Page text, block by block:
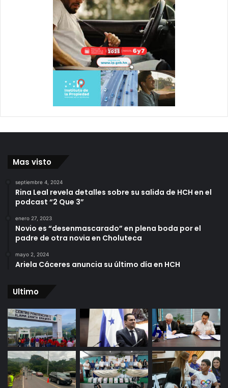
Mas visto
septiembre 4, 2024
Rina Leal revela detalles sobre su salida de HCH en el
podcast “2 Que 3”
enero 27, 2023
Novio es “desenmascarado” en plena boda por el
padre de otra novia en Choluteca
mayo 2, 2024
Ariela Cáceres anuncia su último día en HCH
Ultimo